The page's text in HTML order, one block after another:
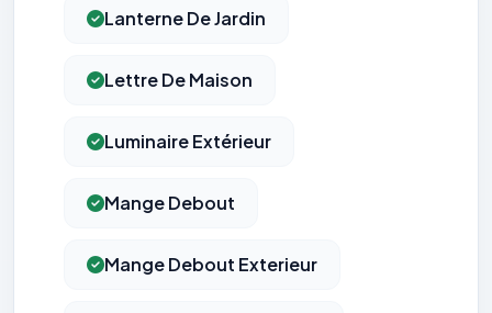
Lanterne De Jardin
Lettre De Maison
Luminaire Extérieur
Mange Debout
Mange Debout Exterieur